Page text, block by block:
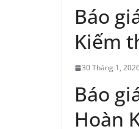
Báo
Kiếm
30 Tháng 1,
Báo
Hoàn